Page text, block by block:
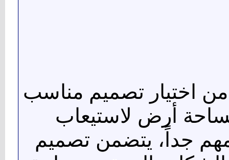
اختيار تصميم مناسب
أرض لاستيعاب
جداً، يتضمن تصميم